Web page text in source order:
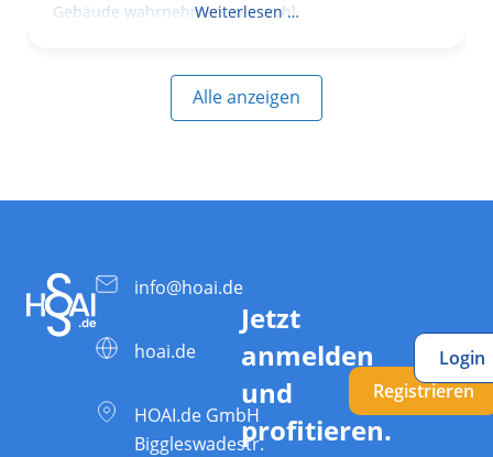
Gebäude wahrnehmen, wie wohl
Weiterlesen …
Alle anzeigen
info@hoai.de
hoai.de
HOAI.de GmbH
Biggleswadestr.
Jetzt
anmelden
und
profitieren.
Registrieren
Login